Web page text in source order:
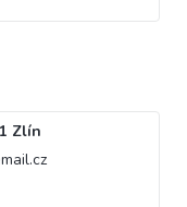
Zlín